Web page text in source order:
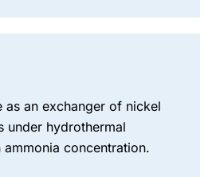
under hydrothermal
concentration.